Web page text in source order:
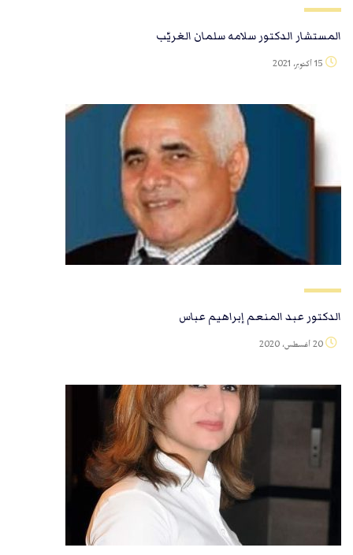
المستشار الدكتور سلامه سلمان الغريّب
الدكتور عبد المنعم إبراهيم عباس